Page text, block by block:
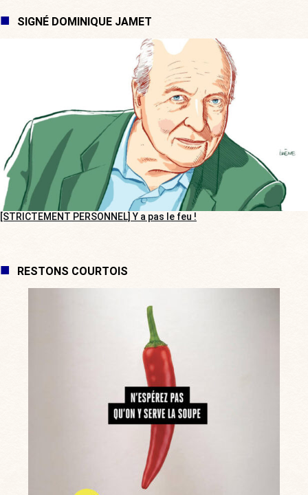
SIGNÉ DOMINIQUE JAMET
[STRICTEMENT PERSONNEL] Y a pas le feu !
RESTONS COURTOIS